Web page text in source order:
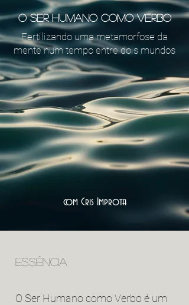
O Ser Humano como Verbo
Fertilizando uma metamorfose da
mente num tempo entre dois mundos
com Cris Improta
essência
O Ser Humano como Verbo é um